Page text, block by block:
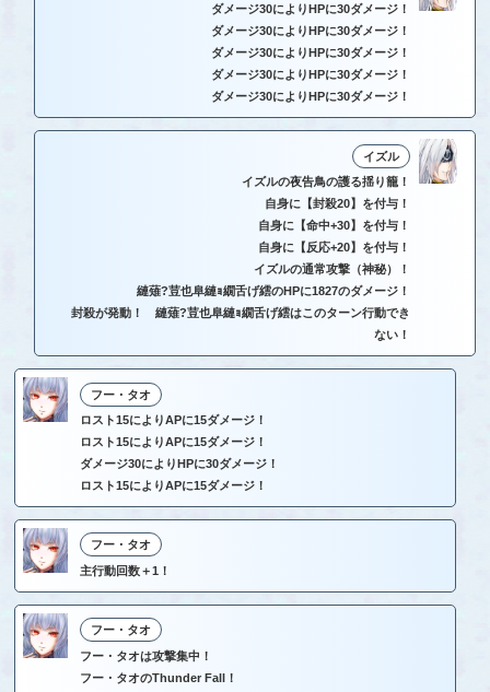
ダメージ30によりHPに30ダメージ！
ダメージ30によりHPに30ダメージ！
ダメージ30によりHPに30ダメージ！
ダメージ30によりHPに30ダメージ！
ダメージ30によりHPに30ダメージ！
イズル
イズルの夜告鳥の護る揺り籠！
自身に【封殺20】を付与！
自身に【命中+30】を付与！
自身に【反応+20】を付与！
イズルの通常攻撃（神秘）！
縺薙?荳也阜縺ｮ繝舌げ繧のHPに1827のダメージ！
封殺が発動！ 縺薙?荳也阜縺ｮ繝舌げ繧はこのターン行動でき
ない！
フー・タオ
ロスト15によりAPに15ダメージ！
ロスト15によりAPに15ダメージ！
ダメージ30によりHPに30ダメージ！
ロスト15によりAPに15ダメージ！
フー・タオ
主行動回数＋1！
フー・タオ
フー・タオは攻撃集中！
フー・タオのThunder Fall！